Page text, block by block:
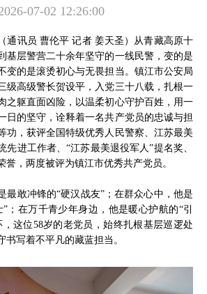
07-02 12:26:00
通讯员 曹伦平 记者 姜天圣）从青藏高原十
基层警营二十余年坚守的一线民警，变的是
变的是滚烫初心与无畏担当。镇江市公安局
级高级警长贺设平，入党三十八载，扎根一
之躯直面凶险，以温柔初心守护百姓，用一
日的坚守，诠释着一名共产党员的忠诚与担
功，获评全国特级优秀人民警察、江苏最美
先进工作者、“江苏最美退役军人”提名奖、
誉，两度被评为镇江市优秀共产党员。
最敢冲锋的“硬汉战友”；在群众心中，他是
；在万千青少年身边，他是暖心护航的“引
这位58岁的老党员，始终扎根基层巡逻处
写着不平凡的藏蓝担当。